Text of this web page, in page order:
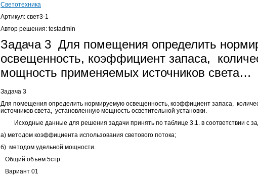
Светотехника
Артикул: свет3-1
Автор решения: testadmin
Задача 3 Для помещения определить
освещенность, коэффициент запаса,
мощность применяемых источников света…
Задача 3
Для помещения определить нормируемую освещенность, коэффициент запаса,
источников света, установленную мощность осветительной установки.
Исходные данные для решения задачи принять по таблице 3.1. в соответствии с
а) методом коэффициента использования светового потока;
б) методом удельной мощности.
Общий объем 5стр.
Вариант 01